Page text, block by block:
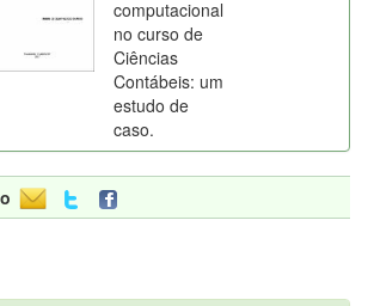
computacional
no curso de
Ciências
Contábeis: um
estudo de
caso.